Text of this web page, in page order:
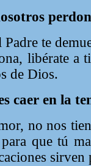
te
libérate a
de Dios.
caer en la
no nos
que tú
sirven